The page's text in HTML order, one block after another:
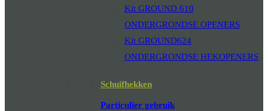
Kit GROUND 610
ONDERGRONDSE OPENERS
Kit GROUND624
ONDERGRONDSE HEKOPENERS
Schuifhekken
Particulier gebruik